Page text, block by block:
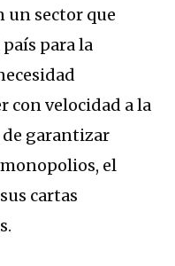
un sector que
para la
con velocidad a la
garantizar
el
cartas